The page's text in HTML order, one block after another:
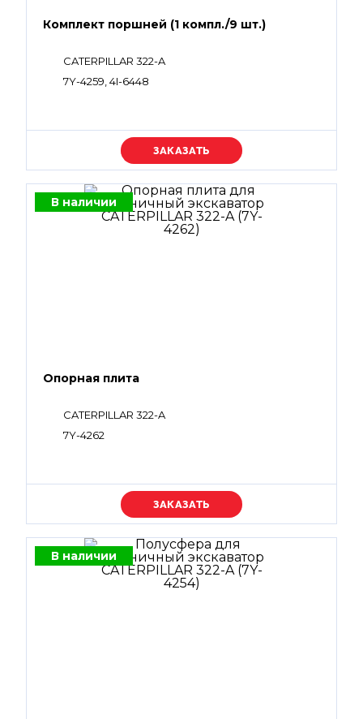
Комплект поршней (1 компл./9 шт.)
CATERPILLAR 322-A
7Y-4259, 4I-6448
Уточняйте цену
В наличии
Опорная плита
CATERPILLAR 322-A
7Y-4262
Уточняйте цену
В наличии